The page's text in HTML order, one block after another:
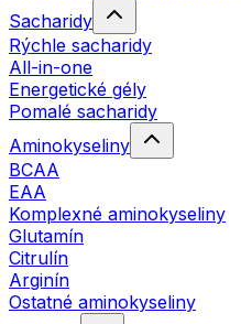
Sacharidy
Rýchle sacharidy
All-in-one
Energetické gély
Pomalé sacharidy
Aminokyseliny
BCAA
EAA
Komplexné aminokyseliny
Glutamín
Citrulín
Arginín
Ostatné aminokyseliny